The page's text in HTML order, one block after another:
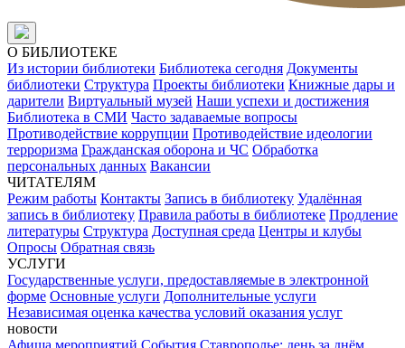
О БИБЛИОТЕКЕ
Из истории библиотеки Библиотека сегодня Документы
библиотеки Структура Проекты библиотеки Книжные дары и
дарители Виртуальный музей Наши успехи и достижения
Библиотека в СМИ Часто задаваемые вопросы
Противодействие коррупции Противодействие идеологии
терроризма Гражданская оборона и ЧС Обработка
персональных данных Вакансии
ЧИТАТЕЛЯМ
Режим работы Контакты Запись в библиотеку Удалённая
запись в библиотеку Правила работы в библиотеке Продление
литературы Структура Доступная среда Центры и клубы
Опросы Обратная связь
УСЛУГИ
Государственные услуги, предоставляемые в электронной
форме Основные услуги Дополнительные услуги
Независимая оценка качества условий оказания услуг
новости
Афиша мероприятий События Ставрополье: день за днём